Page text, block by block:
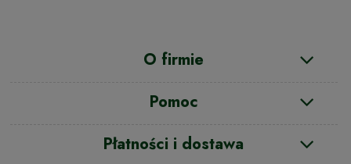
O firmie
Pomoc
Płatności i dostawa